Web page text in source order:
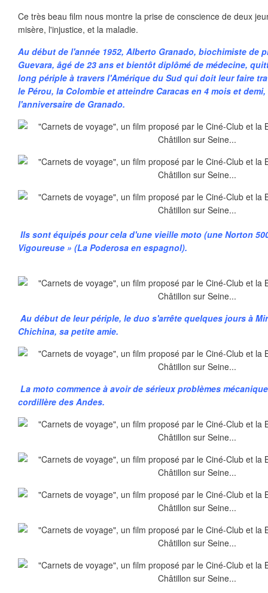
Ce très beau film nous montre la prise de conscience de deux
misère, l'injustice, et la maladie.
Au début de l'année 1952, Alberto Granado, biochimiste de
Guevara, âgé de 23 ans et bientôt diplômé de médecine,
long périple à travers l'Amérique du Sud qui doit leur faire
le Pérou, la Colombie et atteindre Caracas en 4 mois et
l'anniversaire de Granado.
Ils sont équipés pour cela d'une vieille moto (une Norton
Vigoureuse » (La Poderosa en espagnol).
Au début de leur périple, le duo s'arrête quelques jours à
Chichina, sa petite amie.
La moto commence à avoir de sérieux problèmes
cordillère des Andes.